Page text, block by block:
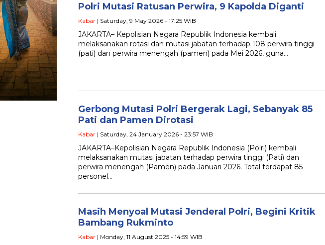
Polri Mutasi Ratusan Perwira, 9 Kapolda Diganti
Kabar | Saturday, 9 May 2026 - 17:25 WIB
JAKARTA– Kepolisian Negara Republik Indonesia kembali
melaksanakan rotasi dan mutasi jabatan terhadap 108 perwira tinggi
(pati) dan perwira menengah (pamen) pada Mei 2026, guna…
Gerbong Mutasi Polri Bergerak Lagi, Sebanyak 85
Pati dan Pamen Dirotasi
Kabar | Saturday, 24 January 2026 - 23:57 WIB
JAKARTA–Kepolisian Negara Republik Indonesia (Polri) kembali
melaksanakan mutasi jabatan terhadap perwira tinggi (Pati) dan
perwira menengah (Pamen) pada Januari 2026. Total terdapat 85
personel…
Masih Menyoal Mutasi Jenderal Polri, Begini Kritik
Bambang Rukminto
Kabar | Monday, 11 August 2025 - 14:59 WIB